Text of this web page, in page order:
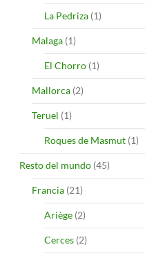
La Pedriza (1)
Malaga (1)
El Chorro (1)
Mallorca (2)
Teruel (1)
Roques de Masmut (1)
Resto del mundo (45)
Francia (21)
Ariège (2)
Cerces (2)